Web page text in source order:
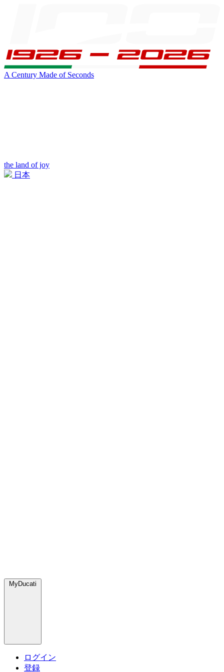
A Century Made of Seconds
the land of joy
日本
MyDucati
ログイン
登録